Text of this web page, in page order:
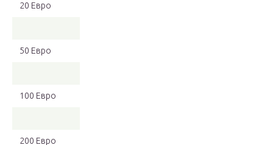
20 Евро
50 Евро
100 Евро
200 Евро